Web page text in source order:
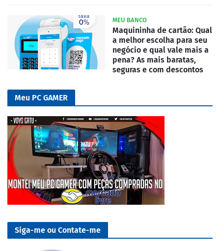
MEU BANCO
Maquininha de cartão: Qual
a melhor escolha para seu
negócio e qual vale mais a
pena? As mais baratas,
seguras e com descontos
Meu PC GAMER
Siga-me ou Contate-me